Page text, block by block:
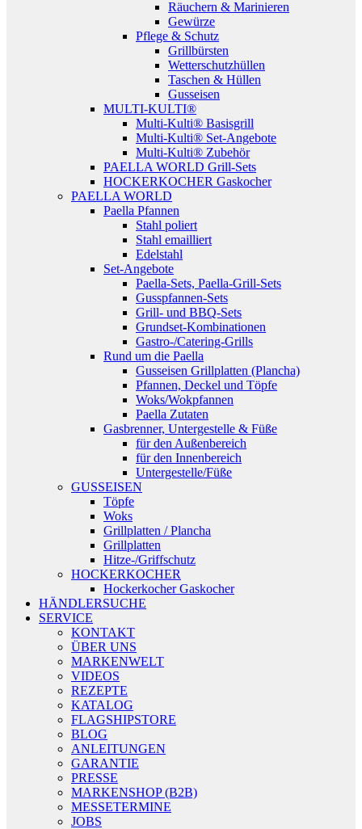
Räuchern & Marinieren
Gewürze
Pflege & Schutz
Grillbürsten
Wetterschutzhüllen
Taschen & Hüllen
Gusseisen
MULTI-KULTI®
Multi-Kulti® Basisgrill
Multi-Kulti® Set-Angebote
Multi-Kulti® Zubehör
PAELLA WORLD Grill-Sets
HOCKERKOCHER Gaskocher
PAELLA WORLD
Paella Pfannen
Stahl poliert
Stahl emailliert
Edelstahl
Set-Angebote
Paella-Sets, Paella-Grill-Sets
Gusspfannen-Sets
Grill- und BBQ-Sets
Grundset-Kombinationen
Gastro-/Catering-Grills
Rund um die Paella
Gusseisen Grillplatten (Plancha)
Pfannen, Deckel und Töpfe
Woks/Wokpfannen
Paella Zutaten
Gasbrenner, Untergestelle & Füße
für den Außenbereich
für den Innenbereich
Untergestelle/Füße
GUSSEISEN
Töpfe
Woks
Grillplatten / Plancha
Grillplatten
Hitze-/Griffschutz
HOCKERKOCHER
Hockerkocher Gaskocher
HÄNDLERSUCHE
SERVICE
KONTAKT
ÜBER UNS
MARKENWELT
VIDEOS
REZEPTE
KATALOG
FLAGSHIPSTORE
BLOG
ANLEITUNGEN
GARANTIE
PRESSE
MARKENSHOP (B2B)
MESSETERMINE
JOBS